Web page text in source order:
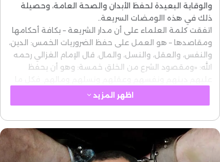
والوقاية البعيدة لحفظ الأبدان والصحة العامة، وحصيلة
ذلك في هذه االومضات السريعة..
اتفقت كلمة العلماء على أن مدار الشريعة – بكافة أحكامها
ومقاصدها – هو العمل على حفظ الضروريات الخمس: الدين،
والنفس، والعقل، والنسل، والمال. قال الإمام الغزالي رحمه
الله: «ومقصود الشرع من الخلق خمسة: وهو أن يحفظ
يتضمن حفظ هذه الأصولِ الخمسة فهو مصلحة، وكل ما
يُفَوِّت هذه الأصولَ فهو مفسدة ودفعه مصلحة».
أكثر إيجازا واكتنازا، هي: (حفظ الأديان وحفظ الأبدان).
وحفظ الأبدان – بهذا المعنى الجامع – يغطي مساحة
شاسعة من الأحكام والقيَم والآداب الشرعية، ويستوعب
اظهر المزيد